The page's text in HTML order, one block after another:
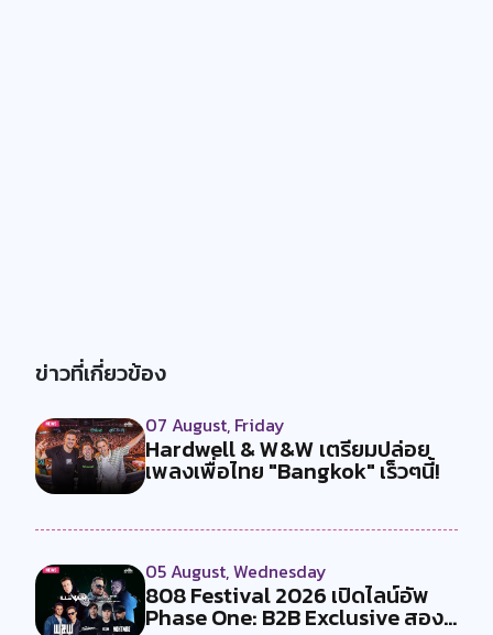
ข่าวที่เกี่ยวข้อง
07 August, Friday
Hardwell & W&W เตรียมปล่อย
เพลงเพื่อไทย "Bangkok" เร็วๆนี้!
05 August, Wednesday
808 Festival 2026 เปิดไลน์อัพ
Phase One: B2B Exclusive สอง